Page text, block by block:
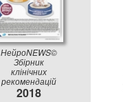
НейроNEWS©
Збірник
клінічних
рекомендацій
2018